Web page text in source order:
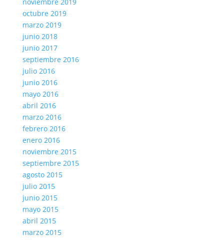
octubre 2019
marzo 2019
junio 2018
junio 2017
septiembre 2016
julio 2016
junio 2016
mayo 2016
abril 2016
marzo 2016
febrero 2016
enero 2016
noviembre 2015
septiembre 2015
agosto 2015
julio 2015
junio 2015
mayo 2015
abril 2015
marzo 2015